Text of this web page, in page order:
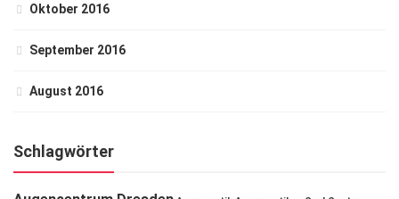
Oktober 2016
September 2016
August 2016
Schlagwörter